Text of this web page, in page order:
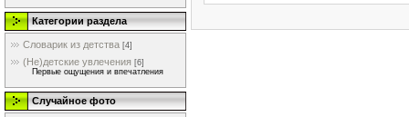
Категории раздела
Словарик из детства [4]
(Не)детские увлечения [6]
Первые ощущения и впечатления
Случайное фото